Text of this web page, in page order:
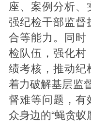
座、案例分析、
强纪检干部监督
合等能力。同时
检队伍，强化村
绩考核，推动纪
着力破解基层监
督难等问题，有
众身边的“蝇贪蚁